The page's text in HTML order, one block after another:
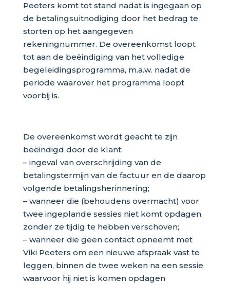
Peeters komt tot stand nadat is ingegaan op
de betalingsuitnodiging door het bedrag te
storten op het aangegeven
rekeningnummer. De overeenkomst loopt
tot aan de beëindiging van het volledige
begeleidingsprogramma, m.a.w. nadat de
periode waarover het programma loopt
voorbij is.
De overeenkomst wordt geacht te zijn
beëindigd door de klant:
– ingeval van overschrijding van de
betalingstermijn van de factuur en de daarop
volgende betalingsherinnering;
– wanneer die (behoudens overmacht) voor
twee ingeplande sessies niet komt opdagen,
zonder ze tijdig te hebben verschoven;
– wanneer die geen contact opneemt met
Viki Peeters om een nieuwe afspraak vast te
leggen, binnen de twee weken na een sessie
waarvoor hij niet is komen opdagen